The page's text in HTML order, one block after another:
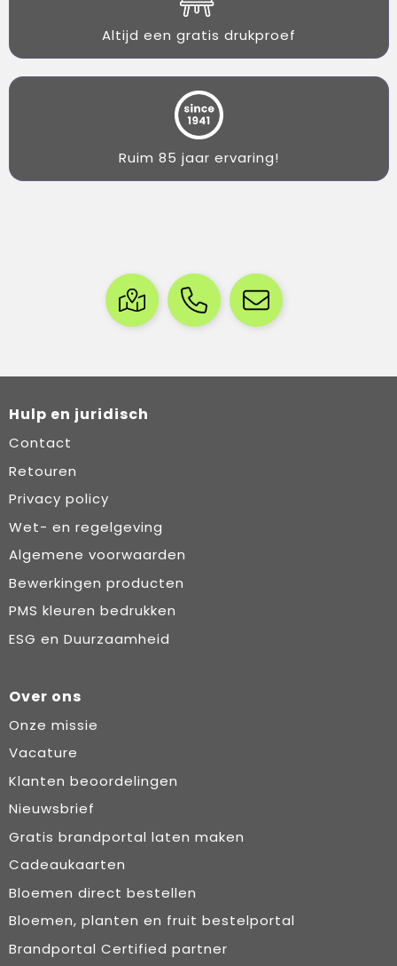
Altijd een gratis drukproef
Ruim 85 jaar ervaring!
Hulp en juridisch
Contact
Retouren
Privacy policy
Wet- en regelgeving
Algemene voorwaarden
Bewerkingen producten
PMS kleuren bedrukken
ESG en Duurzaamheid
Over ons
Onze missie
Vacature
Klanten beoordelingen
Nieuwsbrief
Gratis brandportal laten maken
Cadeaukaarten
Bloemen direct bestellen
Bloemen, planten en fruit bestelportal
Brandportal Certified partner